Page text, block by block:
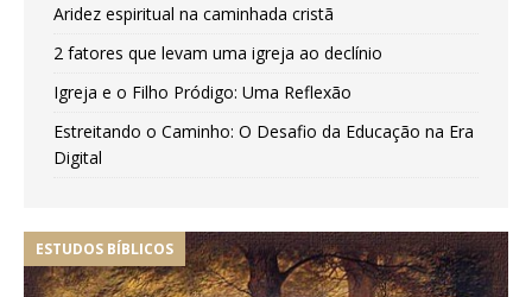
Aridez espiritual na caminhada cristã
2 fatores que levam uma igreja ao declínio
Igreja e o Filho Pródigo: Uma Reflexão
Estreitando o Caminho: O Desafio da Educação na Era
Digital
ESTUDOS BÍBLICOS